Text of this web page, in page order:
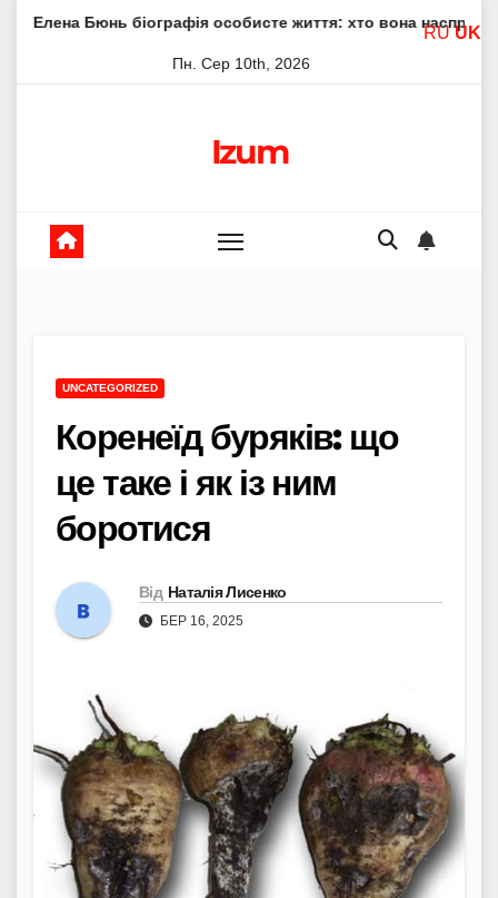
Skip
біографія особисте життя: хто вона насправді Елена
Пн. Сер 10th, 2026
Izum
UNCATEGORIZED
Коренеїд буряків: що
це таке і як із ним
боротися
Від Наталія Лисенко
БЕР 16, 2025
RU UK